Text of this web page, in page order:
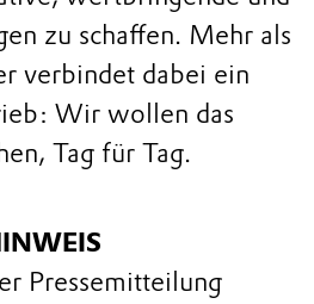
zu schaffen. Mehr als
verbindet dabei ein
Wir wollen das
Tag für Tag.
Pressemitteilung